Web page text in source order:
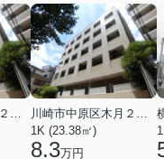
川崎市中原区木月２丁目
川崎市中原区木月２丁目
1K (23.38㎡)
8.3万円